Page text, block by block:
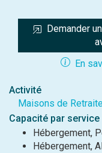
Demander
En
Activité
Maisons de
Capacité par service
Hébergement,
Hébergement,